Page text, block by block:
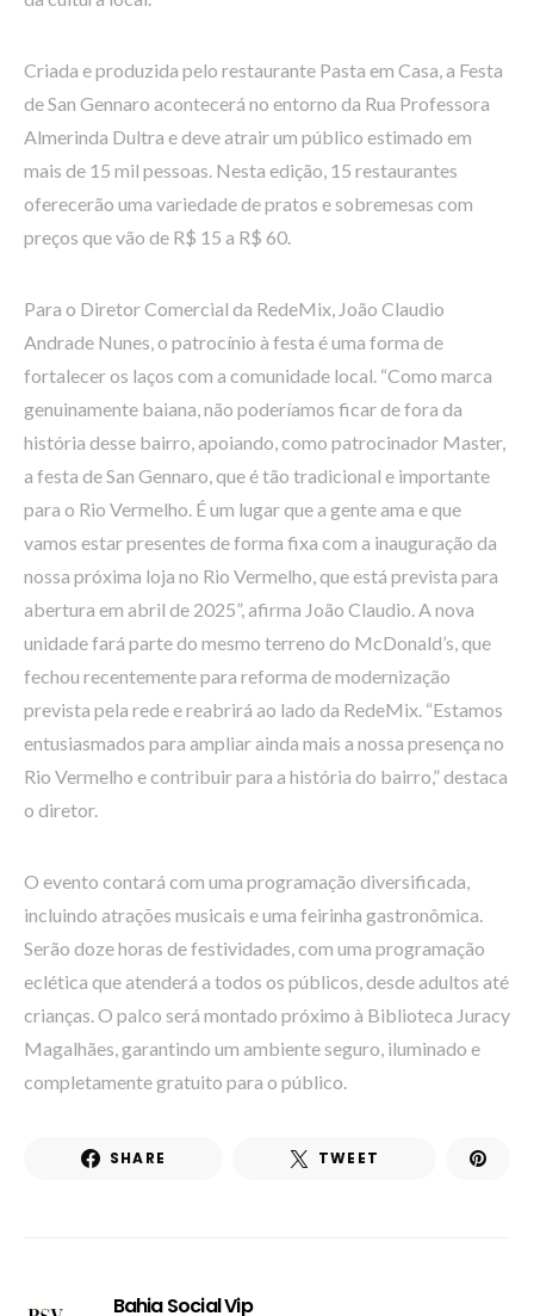
Criada e produzida pelo restaurante Pasta em Casa, a Festa
de San Gennaro acontecerá no entorno da Rua Professora
Almerinda Dultra e deve atrair um público estimado em
mais de 15 mil pessoas. Nesta edição, 15 restaurantes
oferecerão uma variedade de pratos e sobremesas com
preços que vão de R$ 15 a R$ 60.
Para o Diretor Comercial da RedeMix, João Claudio
Andrade Nunes, o patrocínio à festa é uma forma de
fortalecer os laços com a comunidade local. “Como marca
genuinamente baiana, não poderíamos ficar de fora da
história desse bairro, apoiando, como patrocinador Master,
a festa de San Gennaro, que é tão tradicional e importante
para o Rio Vermelho. É um lugar que a gente ama e que
vamos estar presentes de forma fixa com a inauguração da
nossa próxima loja no Rio Vermelho, que está prevista para
abertura em abril de 2025”, afirma João Claudio. A nova
unidade fará parte do mesmo terreno do McDonald’s, que
fechou recentemente para reforma de modernização
prevista pela rede e reabrirá ao lado da RedeMix. “Estamos
entusiasmados para ampliar ainda mais a nossa presença no
Rio Vermelho e contribuir para a história do bairro,” destaca
o diretor.
O evento contará com uma programação diversificada,
incluindo atrações musicais e uma feirinha gastronômica.
Serão doze horas de festividades, com uma programação
eclética que atenderá a todos os públicos, desde adultos até
crianças. O palco será montado próximo à Biblioteca Juracy
Magalhães, garantindo um ambiente seguro, iluminado e
completamente gratuito para o público.
SHARE TWEET
Bahia Social Vip